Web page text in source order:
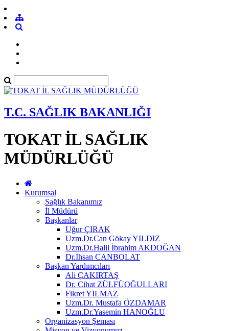
T.C. SAĞLIK BAKANLIĞI
TOKAT İL SAĞLIK
MÜDÜRLÜĞÜ
Kurumsal
Sağlık Bakanımız
İl Müdürü
Başkanlar
Uğur ÇIRAK
Uzm.Dr.Can Gökay YILDIZ
Uzm.Dr.Halil İbrahim AKDOĞAN
Dr.İhsan CANBOLAT
Başkan Yardımcıları
Ali ÇAKIRTAŞ
Dr. Cihat ZÜLFÜOĞULLARI
Fikret YILMAZ
Uzm.Dr. Mustafa ÖZDAMAR
Uzm.Dr.Yasemin HANOĞLU
Organizasyon Şeması